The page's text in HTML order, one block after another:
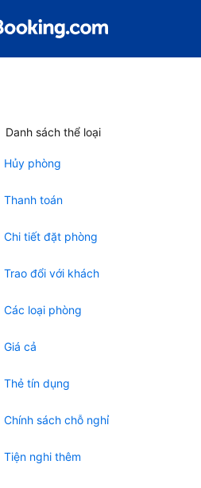
Danh sách thể loại
Hủy phòng
Thanh toán
Chi tiết đặt phòng
Trao đổi với khách
Các loại phòng
Giá cả
Thẻ tín dụng
Chính sách chỗ nghỉ
Tiện nghi thêm